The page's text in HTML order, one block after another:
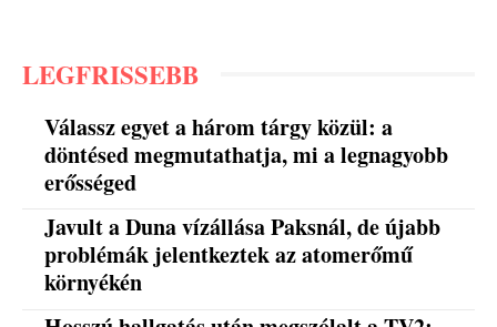
LEGFRISSEBB
Válassz egyet a három tárgy közül: a
döntésed megmutathatja, mi a legnagyobb
erősséged
Javult a Duna vízállása Paksnál, de újabb
problémák jelentkeztek az atomerőmű
környékén